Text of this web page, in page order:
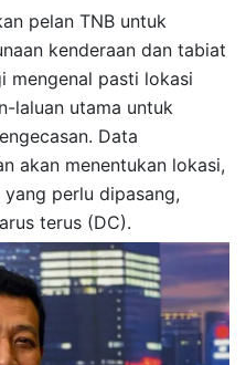
pelan TNB untuk
kenderaan dan tabiat
mengenal pasti lokasi
laluan utama untuk
Data
akan menentukan lokasi,
perlu dipasang,
terus (DC).